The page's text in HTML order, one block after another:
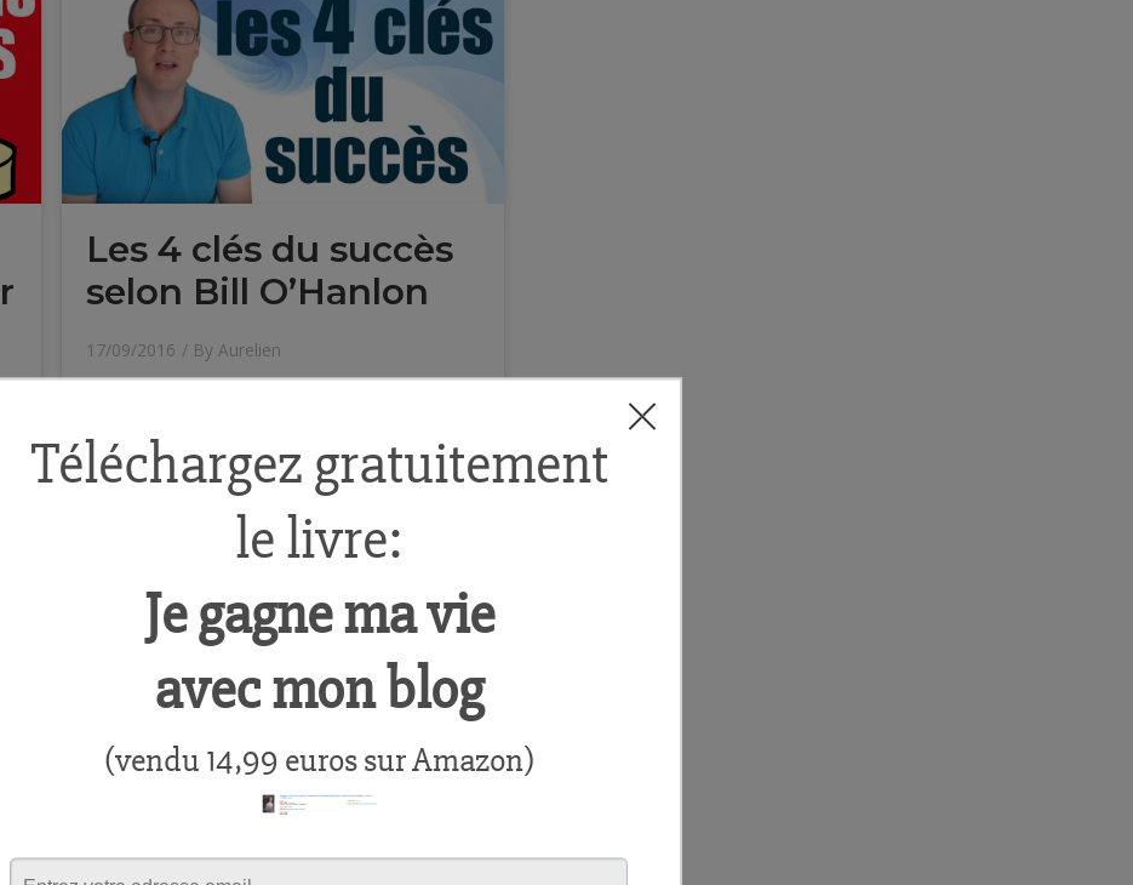
Les 4 clés du succès
selon Bill O’Hanlon
17/09/2016 / By Aurelien
Cliquez ici pour découvrir les 4 clés
du succès selon Bill O’Hanlon
Lire l'article